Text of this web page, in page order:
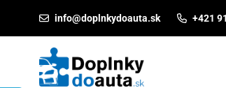
info@doplnkydoauta.sk +421